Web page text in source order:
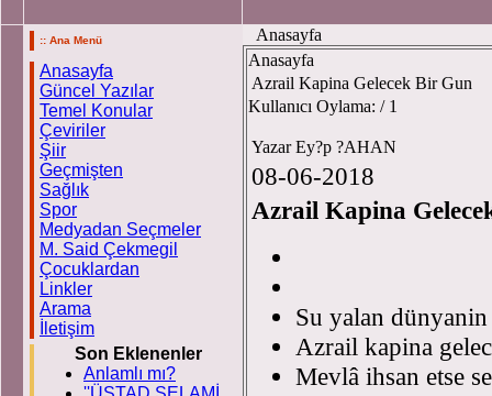
:: Ana Menü
Anasayfa
Güncel Yazılar
Temel Konular
Çeviriler
Şiir
Geçmişten
Sağlık
Spor
Medyadan Seçmeler
M. Said Çekmegil
Çocuklardan
Linkler
Arama
İletişim
Son Eklenenler
Anlamlı mı?
Anasayfa
Anasayfa
Azrail Kapina Gelecek Bir Gun
Kullanıcı Oylama: / 1
Yazar Ey?p ?AHAN
08-06-2018
Azrail Kapina
Su yalan
Azrail kapina
Mevlâ ihsan etse